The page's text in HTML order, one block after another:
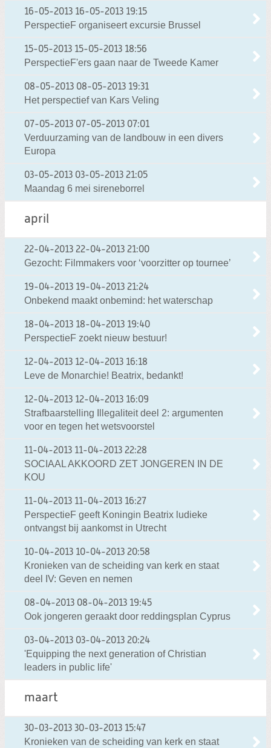
16-05-2013 16-05-2013 19:15
PerspectieF organiseert excursie Brussel
15-05-2013 15-05-2013 18:56
PerspectieF'ers gaan naar de Tweede Kamer
08-05-2013 08-05-2013 19:31
Het perspectief van Kars Veling
07-05-2013 07-05-2013 07:01
Verduurzaming van de landbouw in een divers
Europa
03-05-2013 03-05-2013 21:05
Maandag 6 mei sireneborrel
april
22-04-2013 22-04-2013 21:00
Gezocht: Filmmakers voor ‘voorzitter op tournee’
19-04-2013 19-04-2013 21:24
Onbekend maakt onbemind: het waterschap
18-04-2013 18-04-2013 19:40
PerspectieF zoekt nieuw bestuur!
12-04-2013 12-04-2013 16:18
Leve de Monarchie! Beatrix, bedankt!
12-04-2013 12-04-2013 16:09
Strafbaarstelling Illegaliteit deel 2: argumenten
voor en tegen het wetsvoorstel
11-04-2013 11-04-2013 22:28
SOCIAAL AKKOORD ZET JONGEREN IN DE
KOU
11-04-2013 11-04-2013 16:27
PerspectieF geeft Koningin Beatrix ludieke
ontvangst bij aankomst in Utrecht
10-04-2013 10-04-2013 20:58
Kronieken van de scheiding van kerk en staat
deel IV: Geven en nemen
08-04-2013 08-04-2013 19:45
Ook jongeren geraakt door reddingsplan Cyprus
03-04-2013 03-04-2013 20:24
'Equipping the next generation of Christian
leaders in public life'
maart
30-03-2013 30-03-2013 15:47
Kronieken van de scheiding van kerk en staat